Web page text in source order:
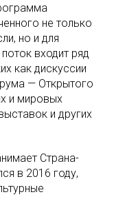
не только
но и для
входит ряд
как дискуссии
— Открытого
и мировых
и других
Страна-
в 2016 году,